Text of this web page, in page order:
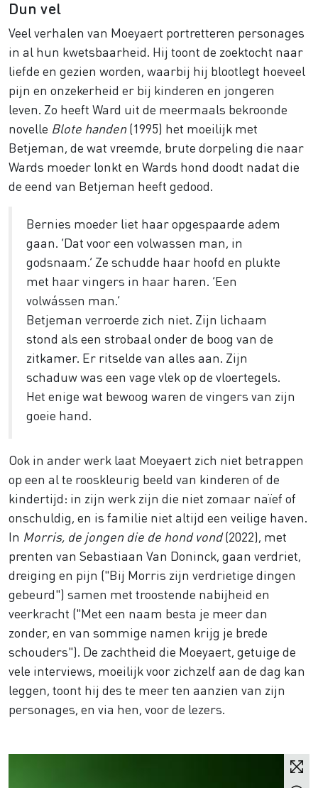
Dun vel
Veel verhalen van Moeyaert portretteren personages
in al hun kwetsbaarheid. Hij toont de zoektocht naar
liefde en gezien worden, waarbij hij blootlegt hoeveel
pijn en onzekerheid er bij kinderen en jongeren
leven. Zo heeft Ward uit de meermaals bekroonde
novelle Blote handen(1995) het moeilijk met
Betjeman, de wat vreemde, brute dorpeling die naar
Wards moeder lonkt en Wards hond doodt nadat die
de eend van Betjeman heeft gedood.
Bernies moeder liet haar opgespaarde adem
gaan. ‘Dat voor een volwassen man, in
godsnaam.’ Ze schudde haar hoofd en plukte
met haar vingers in haar haren. ‘Een
volwássen man.’
Betjeman verroerde zich niet. Zijn lichaam
stond als een strobaal onder de boog van de
zitkamer. Er ritselde van alles aan. Zijn
schaduw was een vage vlek op de vloertegels.
Het enige wat bewoog waren de vingers van zijn
goeie hand.
Ook in ander werk laat Moeyaert zich niet betrappen
op een al te rooskleurig beeld van kinderen of de
kindertijd: in zijn werk zijn die niet zomaar naïef of
onschuldig, en is familie niet altijd een veilige haven.
In Morris, de jongen die de hond vond(2022), met
prenten van Sebastiaan Van Doninck, gaan verdriet,
dreiging en pijn ("Bij Morris zijn verdrietige dingen
gebeurd") samen met troostende nabijheid en
veerkracht ("Met een naam besta je meer dan
zonder, en van sommige namen krijg je brede
schouders"). De zachtheid die Moeyaert, getuige de
vele interviews, moeilijk voor zichzelf aan de dag kan
leggen, toont hij des te meer ten aanzien van zijn
personages, en via hen, voor de lezers.